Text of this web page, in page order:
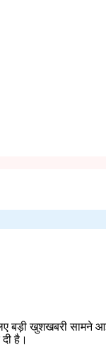
बड़ी खुशखबरी सामने
है।